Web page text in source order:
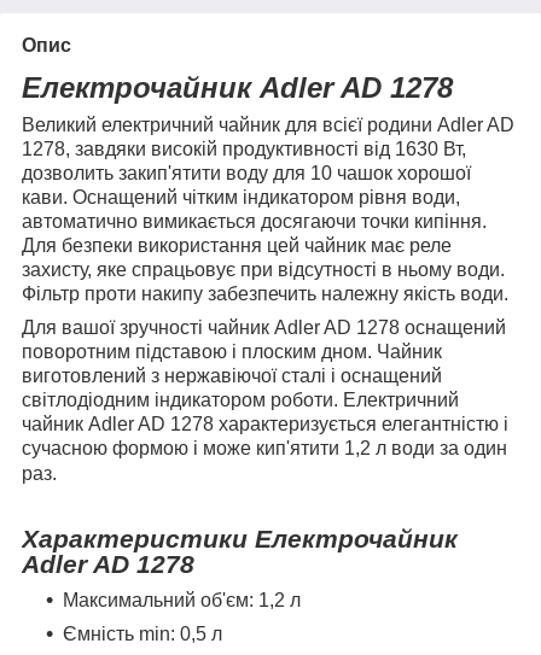
Опис
Електрочайник Adler AD 1278
Великий електричний чайник для всієї родини Adler AD
1278, завдяки високій продуктивності від 1630 Вт,
дозволить закип'ятити воду для 10 чашок хорошої
кави. Оснащений чітким індикатором рівня води,
автоматично вимикається досягаючи точки кипіння.
Для безпеки використання цей чайник має реле
захисту, яке спрацьовує при відсутності в ньому води.
Фільтр проти накипу забезпечить належну якість води.
Для вашої зручності чайник Adler AD 1278 оснащений
поворотним підставою і плоским дном. Чайник
виготовлений з нержавіючої сталі і оснащений
світлодіодним індикатором роботи. Електричний
чайник Adler AD 1278 характеризується елегантністю і
сучасною формою і може кип'ятити 1,2 л води за один
раз.
Характеристики Електрочайник
Adler AD 1278
Максимальний об'єм: 1,2 л
Ємність min: 0,5 л